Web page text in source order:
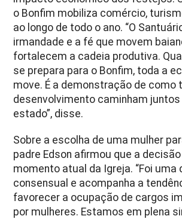
o Bonfim mobiliza comércio,
ao longo de todo o ano. “O
irmandade e a fé que movem
fortalecem a cadeia produtiva.
se prepara para o Bonfim, toda a
move. É a demonstração de como
desenvolvimento caminham juntos
estado”, disse.
Sobre a escolha de uma mulher
padre Edson afirmou que a
momento atual da Igreja. “Foi uma
consensual e acompanha a
favorecer a ocupação de cargos
por mulheres. Estamos em plena